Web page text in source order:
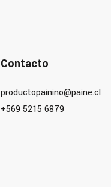
Contacto
productopainino@paine.cl
+569 5215 6879